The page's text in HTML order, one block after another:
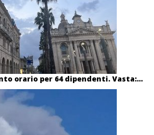
orario per 64 dipendenti. Vasta:...